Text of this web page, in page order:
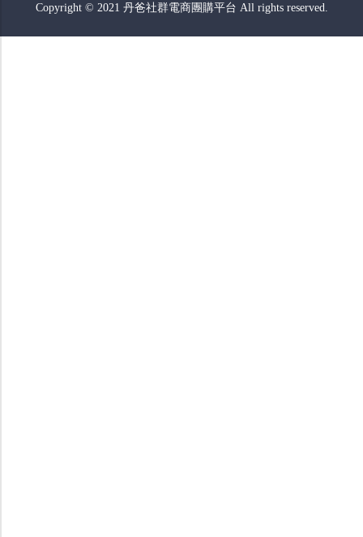
Copyright © 2021 丹爸社群電商團購平台 All rights reserved.